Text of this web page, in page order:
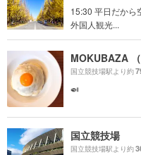
15:30 平日だから
外国人観光...
MOKUBAZA （
国立競技場駅より約
🍛
国立競技場
国立競技場駅より約